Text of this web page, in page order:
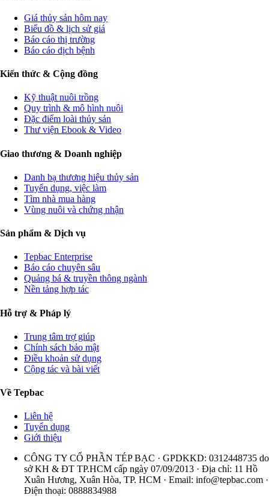
Giá thủy sản hôm nay
Biểu đồ & lịch sử giá
Báo cáo thị trường
Báo cáo dịch bệnh
Kiến thức & Cộng đồng
Kỹ thuật nuôi trồng
Quy trình & mô hình nuôi
Đặc điểm loài thủy sản
Thư viện Ebook & Video
Giao thương & Doanh nghiệp
Danh bạ thương hiệu thủy sản
Tuyển dụng, việc làm
Tìm nhà mua hàng
Vùng nuôi và chứng nhận
Sản phẩm & Dịch vụ
Tepbac Enterprise
Báo cáo chuyên sâu
Quảng bá & truyền thông ngành
Nền tảng hợp tác
Hỗ trợ & Pháp lý
Trung tâm trợ giúp
Chính sách bảo mật
Điều khoản sử dụng
Cộng tác và bài viết
Về Tepbac
Liên hệ
Tuyển dụng
Giới thiệu
CÔNG TY CỔ PHẦN TÉP BẠC · GPDKKD: 0312448735 do
sở KH & ĐT TP.HCM cấp ngày 07/09/2013 · Địa chỉ: 11 Hồ
Xuân Hương, Xuân Hòa, TP. HCM · Email: info@tepbac.com ·
Điện thoại: 0888834988